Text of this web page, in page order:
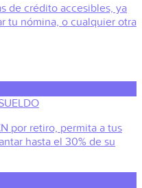
de crédito accesibles, ya
tu nómina, o cualquier otra
por retiro, permita a tus
hasta el 30% de su